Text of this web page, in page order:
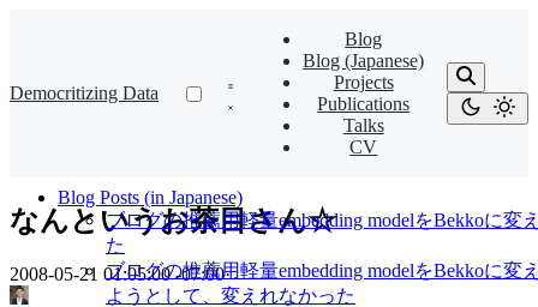
Democritizing Data
Blog
Blog (Japanese)
Projects
Publications
Talks
CV
Blog Posts (in Japanese)
ブログの推薦用軽量embedding modelをBekkoに変
た
ブログの推薦用軽量embedding modelをBekkoに変
ようとして、変えれなかった
なんというお茶目さん☆
2008-05-21 01:05:00 -07:00·